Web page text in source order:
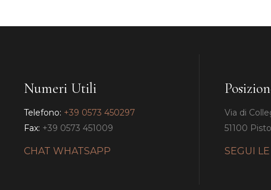
Numeri Utili
Telefono: +39 0573 450297
Fax: +39 0573 451009
CHAT WHATSAPP
Via di
51100
SEGUI